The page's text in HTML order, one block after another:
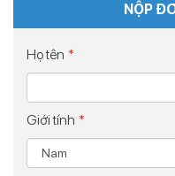
NỘP
Họ tên *
Giới tính *